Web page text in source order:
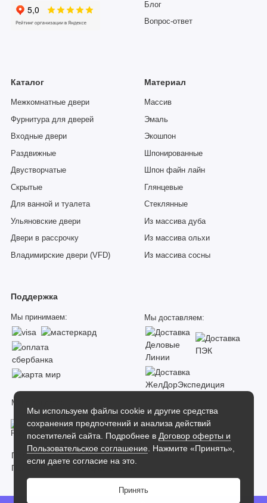
Мы используем файлы cookie и другие средства
сохранения предпочтений и анализа действий
посетителей сайта. Подробнее в Договор оферты и
Пользовательское соглашение . Нажмите «Принять»,
если даете согласие на это.
Принять
Блог
Вопрос-ответ
Каталог
Межкомнатные двери
Фурнитура для дверей
Входные двери
Раздвижные
Двустворчатые
Скрытые
Для ванной и туалета
Ульяновские двери
Двери в рассрочку
Владимирские двери (VFD)
Материал
Массив
Эмаль
Экошпон
Шпонированные
Шпон файн лайн
Глянцевые
Стеклянные
Из массива дуба
Из массива ольхи
Из массива сосны
Поддержка
Мы принимаем: Мы доставляем:
Мы в соцсетях:
Пользовательское соглашение
Политика конфиденциальности